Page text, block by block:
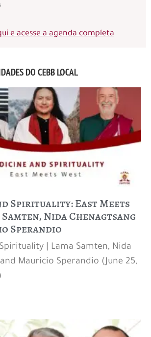
e acesse a agenda completa
DO CEBB LOCAL
Spirituality: East Meets
Nida Chenagtsang
Sperandio
| Lama Samten, Nida
Mauricio Sperandio (June 25,